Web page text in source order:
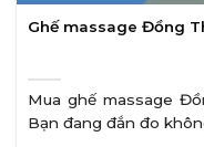
Ghế massage Đồng
Mua ghế massage
Bạn đang đắn đo